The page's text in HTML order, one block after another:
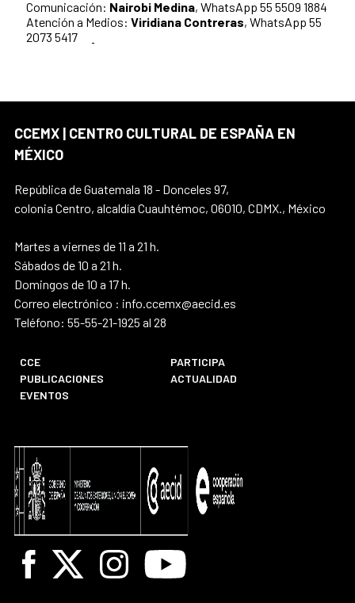
Comunicación: Nairobi Medina, WhatsApp 55 5509 1884
Atención a Medios: Viridiana Contreras, WhatsApp 55
2073 5417
CCEMX | CENTRO CULTURAL DE ESPAÑA EN
MÉXICO
República de Guatemala 18 - Donceles 97,
colonia Centro, alcaldía Cuauhtémoc, 06010, CDMX., México
Martes a viernes de 11 a 21 h.
Sábados de 10 a 21 h.
Domingos de 10 a 17 h.
Correo electrónico : info.ccemx@aecid.es
Teléfono: 55-55-21-1925 al 28
CCE
PARTICIPA
PUBLICACIONES
ACTUALIDAD
EVENTOS
Facebook
X InstagramYoutube